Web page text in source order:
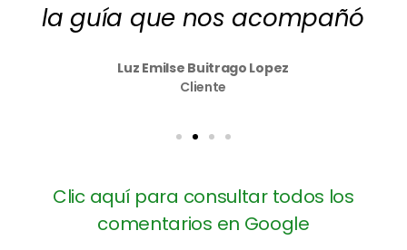
la guía que nos acompañó
Luz Emilse Buitrago Lopez
Cliente
Clic aquí para consultar todos los
comentarios en Google